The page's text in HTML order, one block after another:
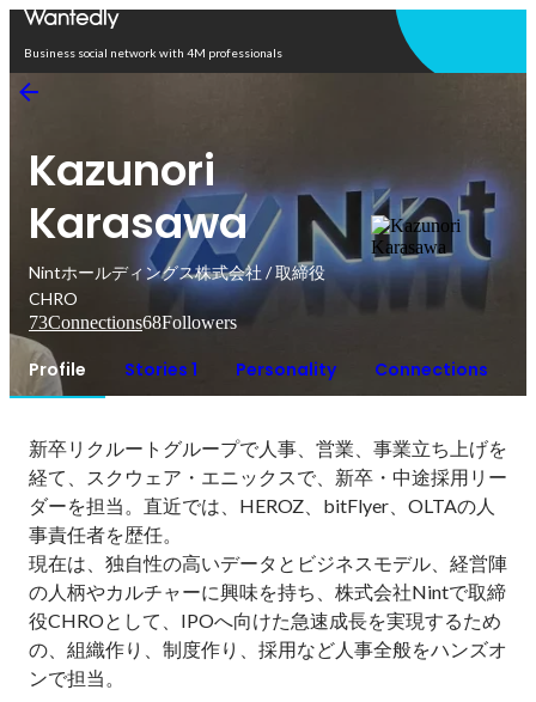
Business social network with 4M professionals
Kazunori
Karasawa
Nintホールディングス株式会社 / 取締役
CHRO
73Connections68Followers
Profile Stories 1 Personality Connections
新卒リクルートグループで人事、営業、事業立ち上げを
経て、スクウェア・エニックスで、新卒・中途採用リー
ダーを担当。直近では、HEROZ、bitFlyer、OLTAの人
事責任者を歴任。
現在は、独自性の高いデータとビジネスモデル、経営陣
の人柄やカルチャーに興味を持ち、株式会社Nintで取締
役CHROとして、IPOへ向けた急速成長を実現するため
の、組織作り、制度作り、採用など人事全般をハンズオ
ンで担当。